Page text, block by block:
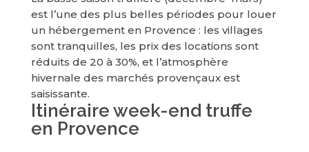
est l’une des plus belles périodes pour louer
un hébergement en Provence : les villages
sont tranquilles, les prix des locations sont
réduits de 20 à 30%, et l’atmosphère
hivernale des marchés provençaux est
saisissante.
Itinéraire week-end truffe
en Provence